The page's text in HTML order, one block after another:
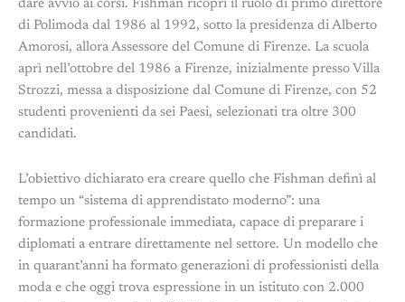
dare avvio ai corsi. Fishman ricoprì il ruolo di primo direttore
di Polimoda dal 1986 al 1992, sotto la presidenza di Alberto
Amorosi, allora Assessore del Comune di Firenze. La scuola
aprì nell’ottobre del 1986 a Firenze, inizialmente presso Villa
Strozzi, messa a disposizione dal Comune di Firenze, con 52
studenti provenienti da sei Paesi, selezionati tra oltre 300
candidati.
L’obiettivo dichiarato era creare quello che Fishman definì al
tempo un “sistema di apprendistato moderno”: una
formazione professionale immediata, capace di preparare i
diplomati a entrare direttamente nel settore. Un modello che
in quarant’anni ha formato generazioni di professionisti della
moda e che oggi trova espressione in un istituto con 2.000